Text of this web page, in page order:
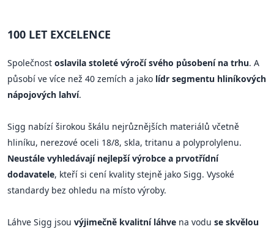
100 LET EXCELENCE
Společnost oslavila stoleté výročí svého působení na trhu. A
působí ve více než 40 zemích a jako lídr segmentu hliníkových
nápojových lahví.
Sigg nabízí širokou škálu nejrůznějších materiálů včetně
hliníku, nerezové oceli 18/8, skla, tritanu a polyprolylenu.
Neustále vyhledávají nejlepší výrobce a prvotřídní
dodavatele, kteří si cení kvality stejně jako Sigg. Vysoké
standardy bez ohledu na místo výroby.
Láhve Sigg jsou výjimečně kvalitní láhve na vodu se skvělou